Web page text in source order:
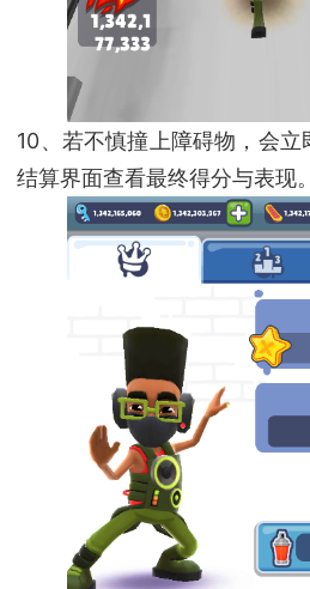
10、若不慎撞上障碍物，会
结算界面查看最终得分与表现。